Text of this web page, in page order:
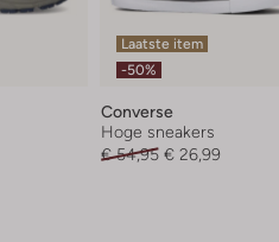
Laatste item
-50%
Converse
Hoge sneakers
€ 54,95 € 26,99